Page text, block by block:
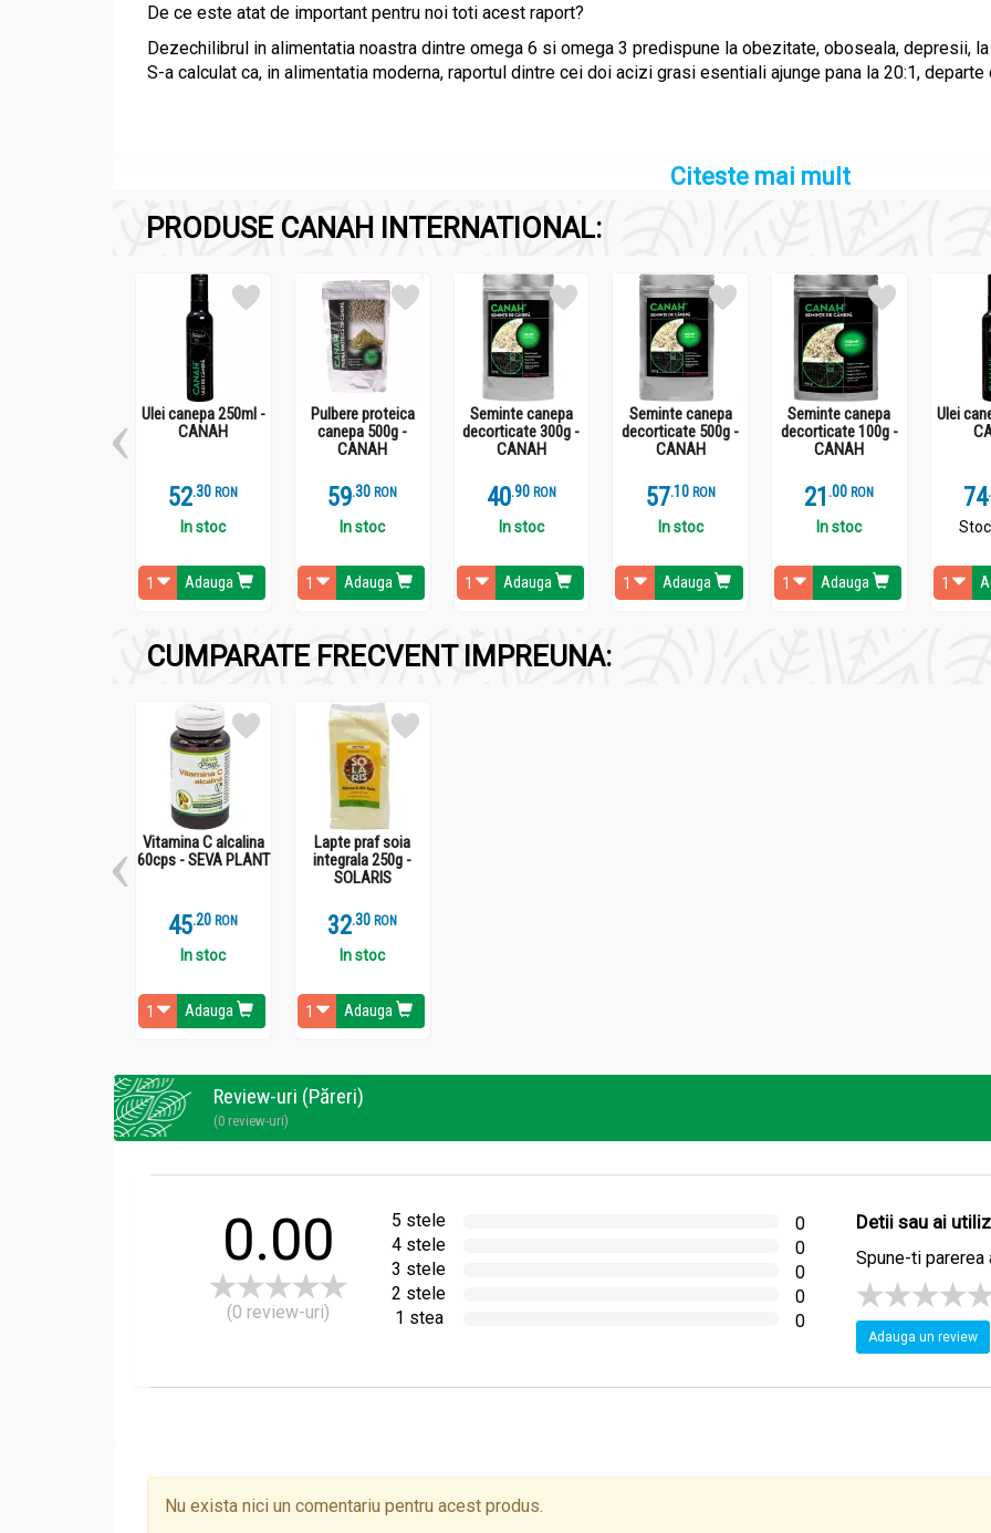
De ce este atat de important pentru noi toti acest raport?
Dezechilibrul in alimentatia noastra dintre omega 6 si omega 3 predispune la obezitate, oboseala, depresii,
S-a calculat ca, in alimentatia moderna, raportul dintre cei doi acizi grasi esentiali ajunge pana la 20:1, departe
Compozitie
Ulei de canepa presat la rece
Ulei canepa eco 500ml - CANAH
Folositi 2 linguri de ulei pe zi la salate de legume sau fructe, paste orez.
Citeste mai mult
PRODUSE CANAH INTERNATIONAL:
Ulei canepa 250ml -
CANAH
52.3 RON
In stoc
Adauga
Pulbere proteica
canepa 500g -
CANAH
59.3 RON
In stoc
Adauga
Seminte canepa
decorticate 300g -
CANAH
40.9 RON
In stoc
Adauga
Seminte canepa
decorticate 500g -
CANAH
57.1 RON
In stoc
Adauga
Seminte canepa
decorticate 100g -
CANAH
21 .0 RON
In stoc
Adauga
Ulei
74.
CUMPARATE FRECVENT IMPREUNA:
Vitamina C alcalina
60cps - SEVA PLANT
45.2 RON
In stoc
Adauga
Lapte praf soia
integrala 250g -
SOLARIS
32.3 RON
In stoc
Adauga
Review-uri (Păreri)
(0 review-uri)
0.00
(0 review-uri)
5 stele
0
4 stele
0
3 stele
0
2 stele
0
1 stea
0
Detii sau ai
Spune-ti parerea
Adauga un review
Nu exista nici un comentariu pentru acest produs.